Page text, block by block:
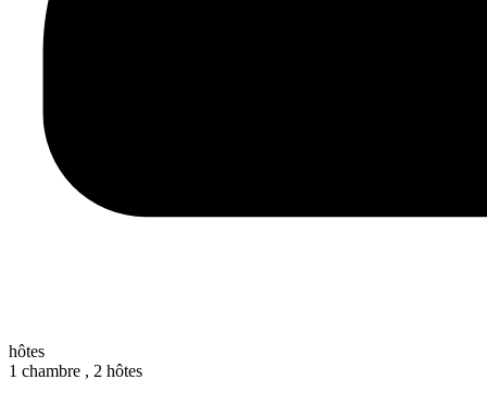
hôtes
1 chambre , 2 hôtes